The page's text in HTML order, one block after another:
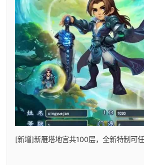
[新增]新雁塔地宫共100层，全新特制可任